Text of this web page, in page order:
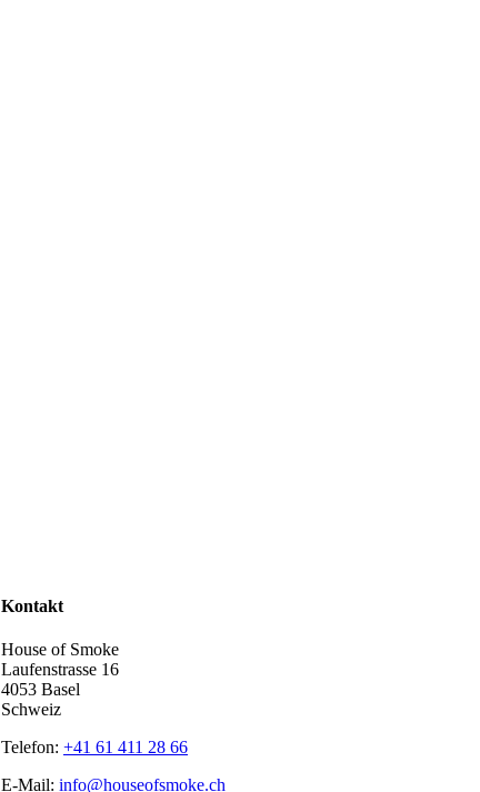
Kontakt
House of Smoke
Laufenstrasse 16
4053 Basel
Schweiz
Telefon: +41 61 411 28 66
E-Mail: info@houseofsmoke.ch